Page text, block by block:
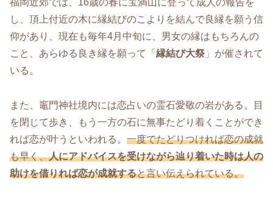
福岡近郊では、16歳の春に宝満山に登って成人の報告を
し、頂上付近の木に縁結びのこよりを結んで良縁を願う信
仰があり、現在も毎年4月中旬に、男女の縁はもちろんの
こと、あらゆる良き縁を願って「 縁結び大祭 」が催されて
いる。
また、竈門神社境内には恋占いの霊石愛敬の岩がある。目
を閉じて歩き、もう一方の石に無事たどり着くことができ
れば恋が叶うといわれる。 一度でたどりつければ恋の成就
も早く、人にアドバイスを受けながら辿り着いた時は人の
助けを借りれば恋が成就すると言い伝えられている。